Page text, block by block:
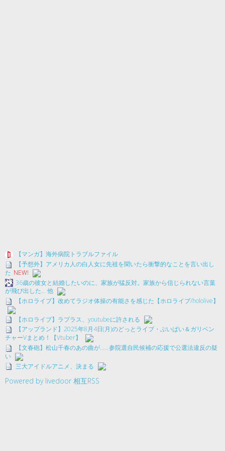
【マンガ】海外病院トラブルファイル
【予想外】アメリカ人の白人女に先祖を聞いたら衝撃的なことを言い出し
た NEW!
36歳の彼女と結婚したいのに、家族が猛反対。家族から信じられない言葉
が飛び出した… 他
【ホロライブ】改めてラジオ体操の有能さを感じた【ホロライブ/hololive】
【ホロライブ】ラプラス、youtubeに許される
【アップランド】2025年8月4日(月)のどっとライブ・ぶいぱい＆ガリベン
チャーVまとめ！【Vtuber】
【文春砲】松山千春のあの曲が……参院選自民候補の応援で公選法違反の疑
い
三大アイドルアニメ、決まる
Powered by livedoor 相互RSS